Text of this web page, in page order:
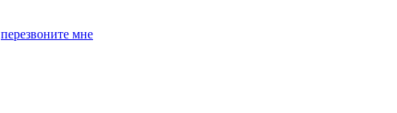
перезвоните мне